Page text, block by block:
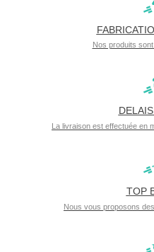
Nos produits
La livraison est effectuée en
TOP
Nous vous proposons